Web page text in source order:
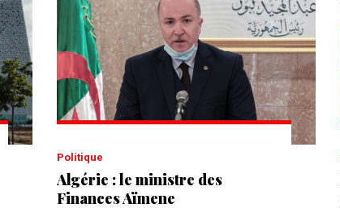
Politique
Algérie : le ministre des
Finances Aïmene